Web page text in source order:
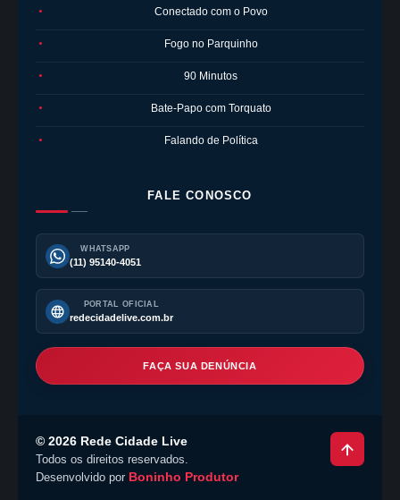
● Conectado com o Povo
● Fogo no Parquinho
● 90 Minutos
● Bate-Papo com Torquato
● Falando de Política
FALE CONOSCO
WHATSAPP
(11) 95140-4051
PORTAL OFICIAL
redecidadelive.com.br
FAÇA SUA DENÚNCIA
© 2026 Rede Cidade Live
Todos os direitos reservados.
Desenvolvido por Boninho Produtor